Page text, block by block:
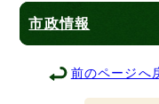
市政情報
前のページへ